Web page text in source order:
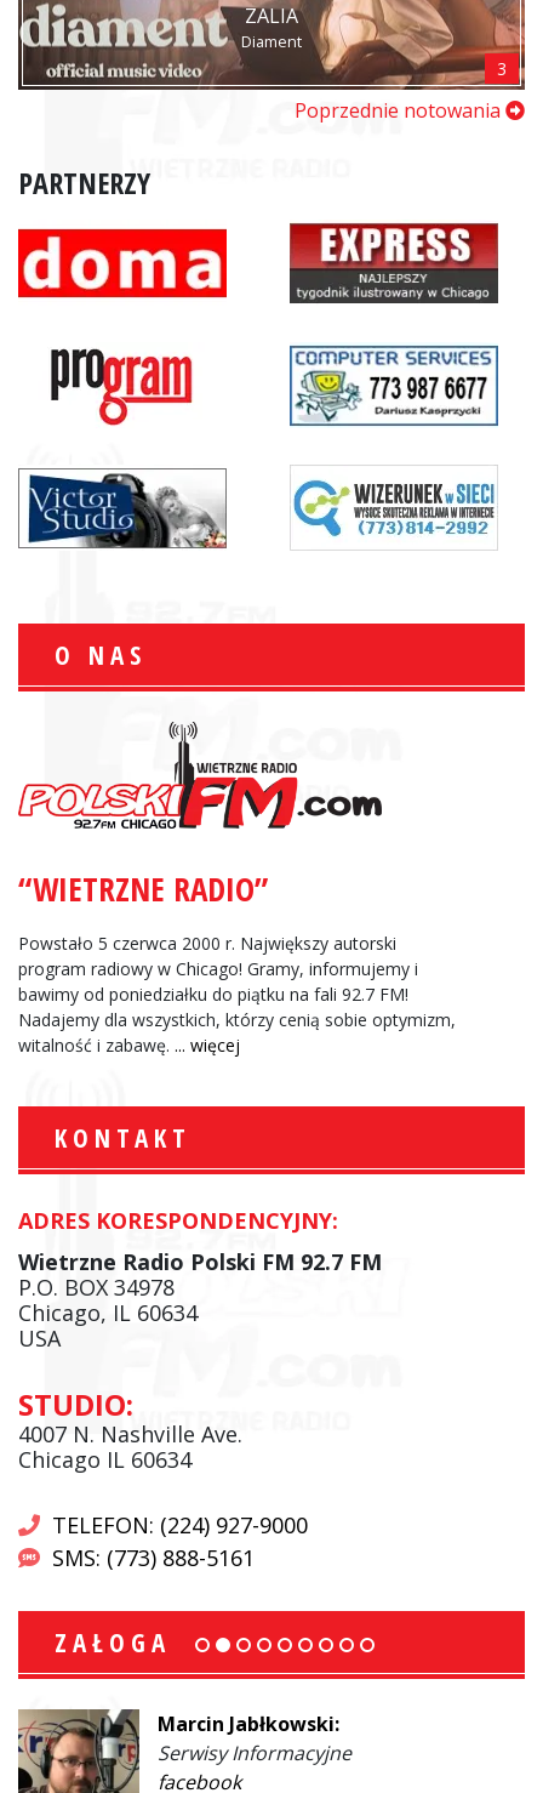
ZALIA
Diament
3
Poprzednie notowania
PARTNERZY
O NAS
“WIETRZNE RADIO”
Powstało 5 czerwca 2000 r. Największy autorski
program radiowy w Chicago! Gramy, informujemy i
bawimy od poniedziałku do piątku na fali 92.7 FM!
Nadajemy dla wszystkich, którzy cenią sobie optymizm,
witalność i zabawę. ... więcej
KONTAKT
ADRES KORESPONDENCYJNY:
Wietrzne Radio Polski FM 92.7 FM
P.O. BOX 34978
Chicago, IL 60634
USA
STUDIO:
4007 N. Nashville Ave.
Chicago IL 60634
TELEFON: (224) 927-9000
SMS: (773) 888-5161
ZAŁOGA
Marcin Jabłkowski:
Serwisy Informacyjne
facebook